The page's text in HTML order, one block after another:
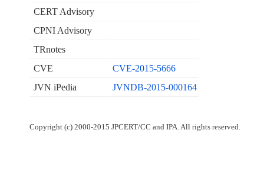
CERT Advisory
CPNI Advisory
TRnotes
CVE
CVE-2015-5666
JVN iPedia
JVNDB-2015-000164
Copyright (c) 2000-2015 JPCERT/CC and IPA. All rights reserved.